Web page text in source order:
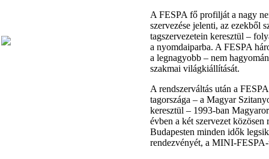
A FESPA fő profilját a nagy
szervezése jelenti, az ezekből
tagszervezetein keresztül –
a nyomdaiparba. A FESPA
a legnagyobb – nem
szakmai világkiállítását.
A rendszerváltás után a
tagországa – a Magyar
keresztül – 1993-ban
évben a két szervezet közösen
Budapesten minden idők
rendezvényét, a MINI-